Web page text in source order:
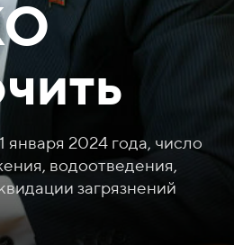
2024 года, число
водоотведения,
загрязнений